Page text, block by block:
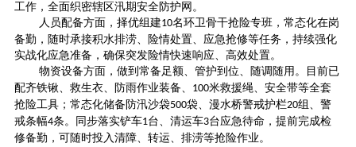
工作，全面织密辖区汛期安全防护网。
人员配备方面，择优组建10名环卫骨干抢险专班，常态化在岗
备勤，随时承接积水排涝、险情处置、应急抢修等任务，持续强化
实战化应急准备，确保突发险情快速响应、高效处置。
物资设备方面，做到常备足额、管护到位、随调随用。目前已
配齐铁锹、救生衣、防雨作业装备、 100米救援绳、安全带等全套
抢险工具；常态化储备防汛沙袋500袋、漫水桥警戒护栏20组、警
戒条幅4条。同步落实铲车1台、清运车3台应急待命，提前完成检
修备勤，可随时投入清障、转运、排涝等抢险作业。